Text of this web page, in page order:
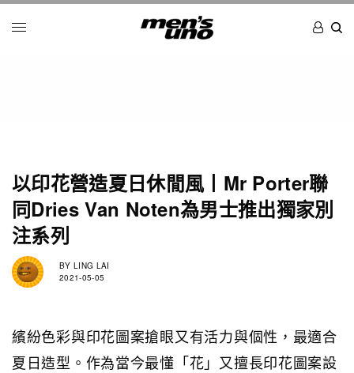
以印花營造夏日休閒風丨Mr Porter聯
同Dries Van Noten為男士推出獨家別
注系列
BY LING LAI
2021-05-05
繽紛色彩與印花圖案搶眼又有活力與個性，最適合
夏日造型。作為當今最懂「花」又擅長印花圖案設